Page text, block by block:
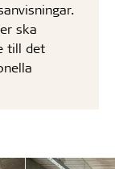
ska
till det